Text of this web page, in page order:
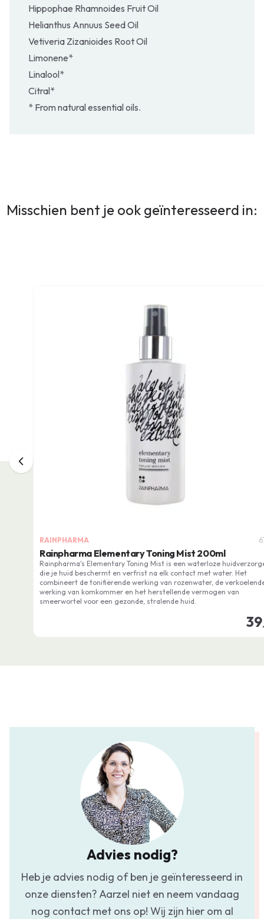
Hippophae Rhamnoides Fruit Oil
Helianthus Annuus Seed Oil
Vetiveria Zizanioides Root Oil
Limonene*
Linalool*
Citral*
* From natural essential oils.
Misschien bent je ook geïnteresseerd in:
RAINPHARMA
Rainpharma Elementary Toning Mist 200ml
Rainpharma's Elementary Toning Mist is een waterloze
die je huid beschermt en verfrist na elk contact met water. Het
combineert de tonifiërende werking van rozenwater, de
werking van komkommer en het herstellende vermogen van
smeerwortel voor een gezonde, stralende huid.
39
Advies nodig?
Heb je advies nodig of ben je geïnteresseerd in
onze diensten? Aarzel niet en neem vandaag
nog contact met ons op! Wij zijn hier om al